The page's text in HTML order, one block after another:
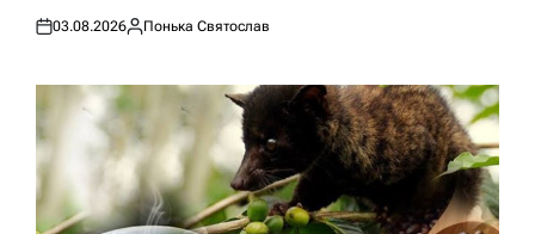
Оприлюднено
03.08.2026
Опубліковано
Понька Святослав